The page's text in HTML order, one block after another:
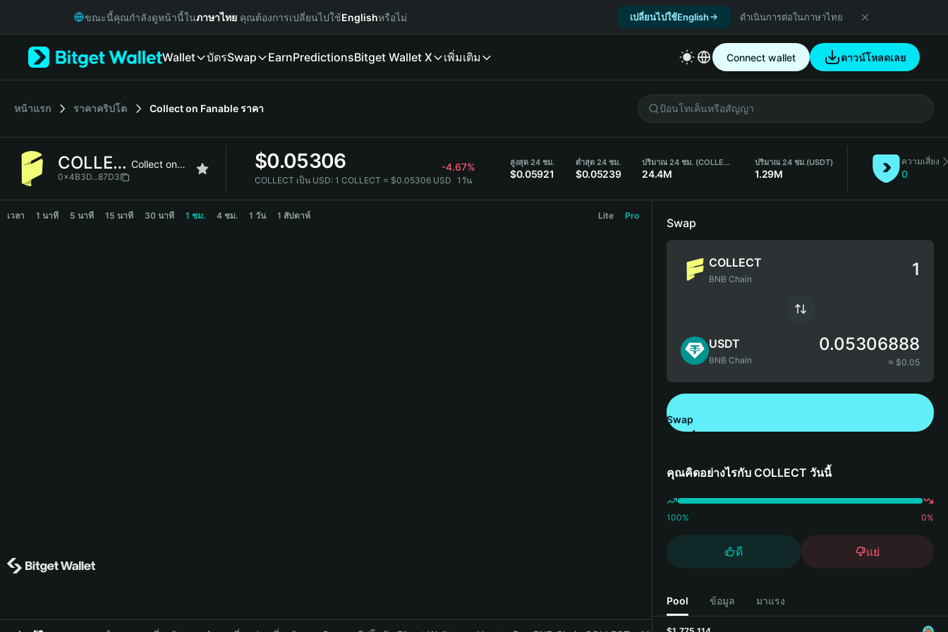
Русский
Italiano
简体中文
繁體中文
Bahasa Indonesia
ขณะนี้คุณกำลังดูหน้านี้ในภาษาไทย คุณต้องการเปลี่ยนไปใช้Englishหรือไม่ เปลี่ยนไปใช้English ดำเนินการต่อในภาษาไทย
Wallet บัตรSwap EarnPredictionsBitget Wallet X เพิ่มเติม Connect wallet ดาวน์โหลดเลย
หน้าแรก ราคาคริปโต Collect on Fanableราคา
COLLECT Collect on Fanable
0x4B3D...87D3
$0.05306 -4.67%
COLLECT เป็น USD: 1 COLLECT = $0.05306 USD 1วัน
สูงสุด 24 ชม.
$0.05921
ต่ำสุด 24 ชม.
$0.05239
ปริมาณ 24 ชม. (COLLECT)
24.4M
ปริมาณ 24 ชม.(USDT)
1.29M
ความเสี่ยง
0
COLLECT Price Chart
เวลา 1 นาที 5 นาที 15 นาที 30 นาที 1 ชม. 4 ชม. 1 วัน 1 สัปดาห์ Lite Pro
Swap
COLLECT
BNB Chain
USDT
BNB Chain
0.05306888
≈ $0.05
Swap
คุณคิดอย่างไรกับ COLLECT วันนี้
100% 0%
ดี แย่
Pool ข้อมูล มาแรง